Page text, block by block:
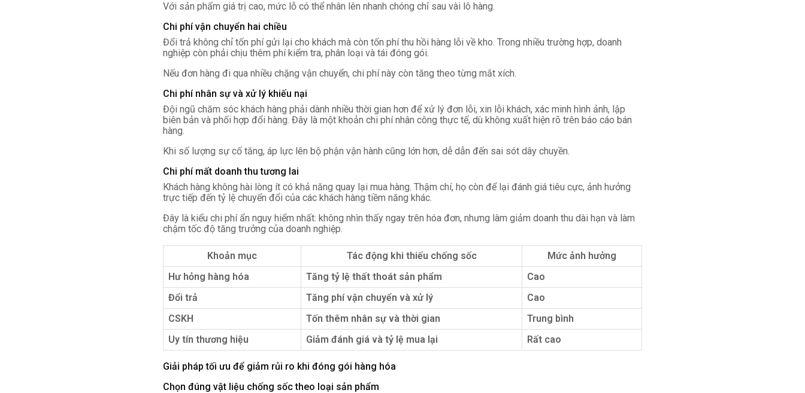
Với sản phẩm giá trị cao, mức lỗ có thể nhân lên nhanh chóng chỉ sau vài lô hàng.
Chi phí vận chuyển hai chiều
Đổi trả không chỉ tốn phí gửi lại cho khách mà còn tốn phí thu hồi hàng lỗi về kho. Trong nhiều trường hợp, doanh
nghiệp còn phải chịu thêm phí kiểm tra, phân loại và tái đóng gói.
Nếu đơn hàng đi qua nhiều chặng vận chuyển, chi phí này còn tăng theo từng mắt xích.
Chi phí nhân sự và xử lý khiếu nại
Đội ngũ chăm sóc khách hàng phải dành nhiều thời gian hơn để xử lý đơn lỗi, xin lỗi khách, xác minh hình ảnh, lập
biên bản và phối hợp đổi hàng. Đây là một khoản chi phí nhân công thực tế, dù không xuất hiện rõ trên báo cáo bán
hàng.
Khi số lượng sự cố tăng, áp lực lên bộ phận vận hành cũng lớn hơn, dễ dẫn đến sai sót dây chuyền.
Chi phí mất doanh thu tương lai
Khách hàng không hài lòng ít có khả năng quay lại mua hàng. Thậm chí, họ còn để lại đánh giá tiêu cực, ảnh hưởng
trực tiếp đến tỷ lệ chuyển đổi của các khách hàng tiềm năng khác.
Đây là kiểu chi phí ẩn nguy hiểm nhất: không nhìn thấy ngay trên hóa đơn, nhưng làm giảm doanh thu dài hạn và làm
chậm tốc độ tăng trưởng của doanh nghiệp.
Khoản mục Tác động khi thiếu chống sốc
Mức ảnh hưởng
Hư hỏng hàng hóa
Tăng tỷ lệ thất thoát sản phẩm
Cao
Đổi trả
Tăng phí vận chuyển và xử lý
Cao
CSKH
Tốn thêm nhân sự và thời gian
Trung bình
Uy tín thương hiệu
Giảm đánh giá và tỷ lệ mua lại Rất cao
Giải pháp tối ưu để giảm rủi ro khi đóng gói hàng hóa
Chọn đúng vật liệu chống sốc theo loại sản phẩm